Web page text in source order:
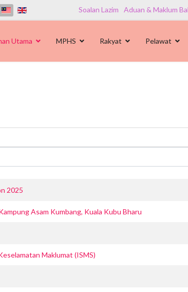
Soalan Lazim Aduan & Maklum
Utama MPHS Rakyat Pelawat
2025
Asam Kumbang, Kuala Kubu Bharu
Maklumat (ISMS)